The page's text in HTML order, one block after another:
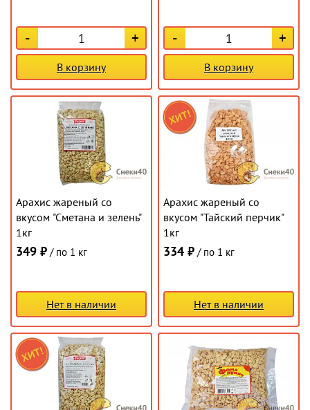
- +
В корзину
- +
В корзину
Арахис жареный со
вкусом "Сметана и зелень"
1кг
349 ₽ / по 1 кг
Нет в наличии
Арахис жареный со
вкусом "Тайский перчик"
1кг
334 ₽ / по 1 кг
Нет в наличии